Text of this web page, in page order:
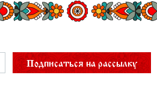
Подписаться на рассылку